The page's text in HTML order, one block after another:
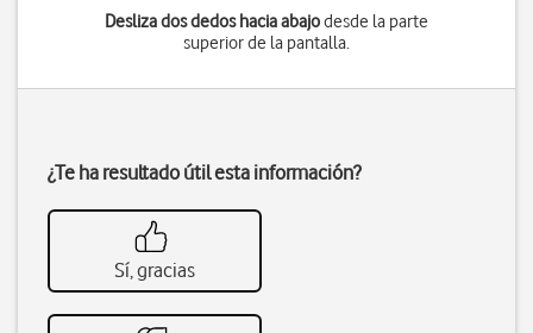
Desliza dos dedos hacia abajodesde la parte
superior de la pantalla.
¿Te ha resultado útil esta información?
Sí, gracias